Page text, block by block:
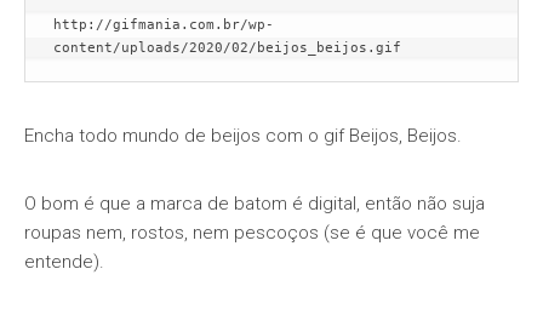
http://gifmania.com.br/wp-
content/uploads/2020/02/beijos_beijos.gif
Encha todo mundo de beijos com o gif Beijos, Beijos.
O bom é que a marca de batom é digital, então não suja
roupas nem, rostos, nem pescoços (se é que você me
entende).